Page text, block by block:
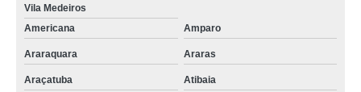
Vila Medeiros
Americana
Amparo
Araraquara Araras
Araçatuba Atibaia